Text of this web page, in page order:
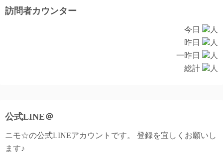
訪問者カウンター
今日
人
昨日
人
一昨日
人
総計
人
公式LINE＠
ニモ☆の公式LINEアカウントです。 登録を宜しくお願いし
ます♪